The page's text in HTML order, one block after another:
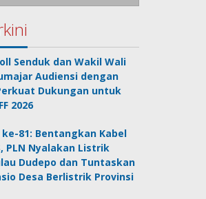
Senduk dan Wakil Wali
Audiensi dengan
Dukungan untuk
2026
ke-81: Bentangkan Kabel
PLN Nyalakan Listrik
Dudepo dan Tuntaskan
Desa Berlistrik Provinsi